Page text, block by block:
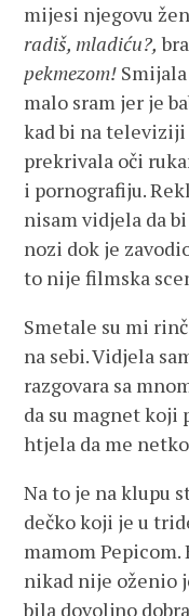
mijesi njegovu
radiš, mladiću?,
pekmezom!
malo sram jer je
kad bi na
prekrivala oči
i pornografiju.
nisam vidjela da
nozi dok je
to nije filmska
Smetale su mi
na sebi. Vidjela
razgovara sa
da su magnet koji
htjela da me
Na to je na klupu
dečko koji je u
mamom Pepicom.
nikad nije oženio
bila dovoljno